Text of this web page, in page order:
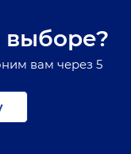
вам через 5